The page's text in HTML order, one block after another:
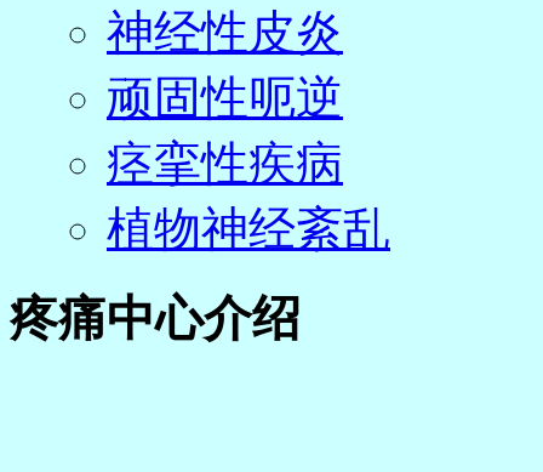
神经性皮炎
顽固性呃逆
痉挛性疾病
植物神经紊乱
疼痛中心介绍